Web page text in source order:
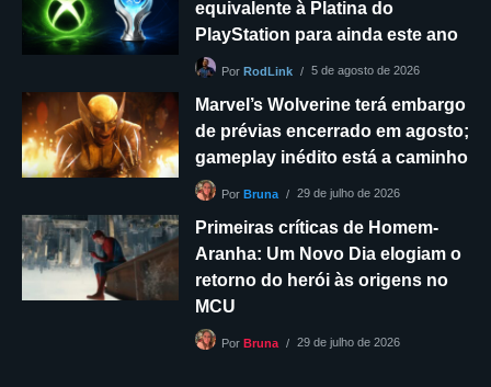
equivalente à Platina do
PlayStation para ainda este ano
PorRodLink 5 de agosto de 2026
Marvel’s Wolverine terá embargo
de prévias encerrado em agosto;
gameplay inédito está a caminho
PorBruna 29 de julho de 2026
Primeiras críticas de Homem-
Aranha: Um Novo Dia elogiam o
retorno do herói às origens no
MCU
PorBruna 29 de julho de 2026